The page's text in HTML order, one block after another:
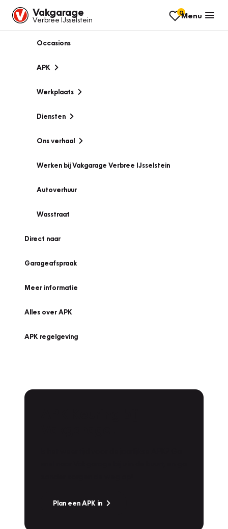
Vakgarage
Verbree IJsselstein
0Menu
Occasions
APK
Werkplaats
Diensten
Ons verhaal
Werken bij Vakgarage Verbree IJsselstein
Autoverhuur
Wasstraat
Direct naar
Garageafspraak
Meer informatie
Alles over APK
APK regelgeving
Plan een APK in